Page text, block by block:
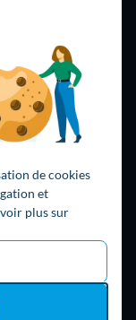
de cookies
et
plus sur